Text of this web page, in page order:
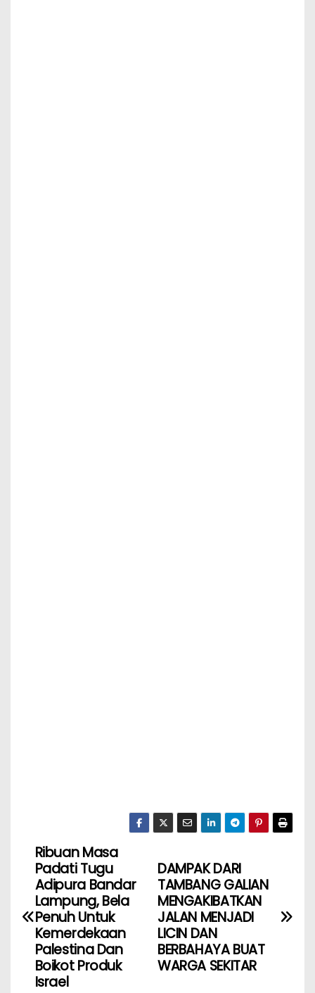
DAMPAK DARI
TAMBANG GALIAN
MENGAKIBATKAN
JALAN MENJADI
LICIN DAN
BERBAHAYA BUAT
WARGA SEKITAR ‎
Ribuan Masa
Padati Tugu
Adipura Bandar
Lampung, Bela
Penuh Untuk
Kemerdekaan
Palestina Dan
Boikot Produk
Israel